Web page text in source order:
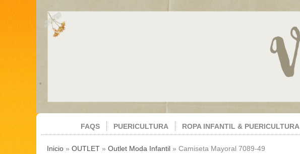
FAQS PUERICULTURA ROPA INFANTIL & PUERICULTURA
Inicio » OUTLET » Outlet Moda Infantil » Camiseta Mayoral 7089-49